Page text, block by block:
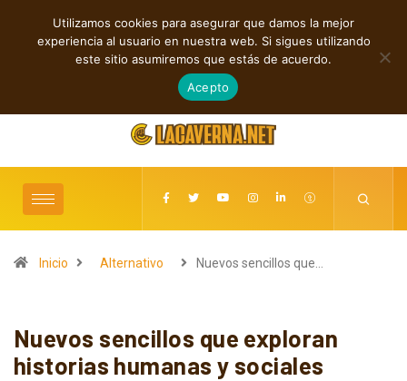
TENDENCIAS
Shaven Primates: Un estallido de Hard Rock contra el control digital
agosto 7, 2026
Inicio Alternativo Nuevos sencillos que…
Nuevos sencillos que exploran
historias humanas y sociales
Utilizamos cookies para asegurar que damos la mejor
experiencia al usuario en nuestra web. Si sigues utilizando
este sitio asumiremos que estás de acuerdo.
Acepto